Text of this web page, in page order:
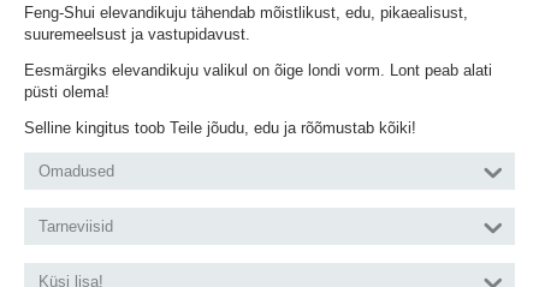
Feng-Shui elevandikuju tähendab mõistlikust, edu, pikaealisust,
suuremeelsust ja vastupidavust.
Eesmärgiks elevandikuju valikul on õige londi vorm. Lont peab alati
püsti olema!
Selline kingitus toob Teile jõudu, edu ja rõõmustab kõiki!
Omadused
Tarneviisid
Küsi lisa!